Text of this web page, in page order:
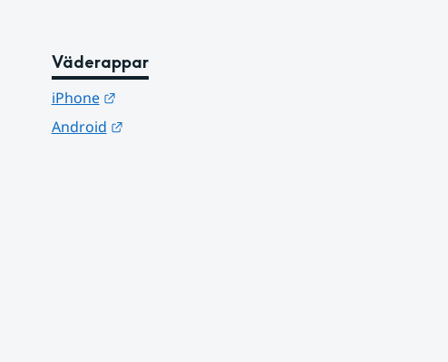
Väderappar
iPhone
Länk till annan webbplats.
Android
Länk till annan webbplats.